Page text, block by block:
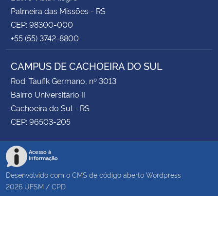
Palmeira das Missões - RS
CEP: 98300-000
+55 (55) 3742-8800
CAMPUS DE CACHOEIRA DO SUL
Rod. Taufik Germano, nº 3013
Bairro Universitário II
Cachoeira do Sul - RS
CEP: 96503-205
Acesso à
Informação
Desenvolvido com o CMS de código aberto Wordpress
2026 UFSM / CPD